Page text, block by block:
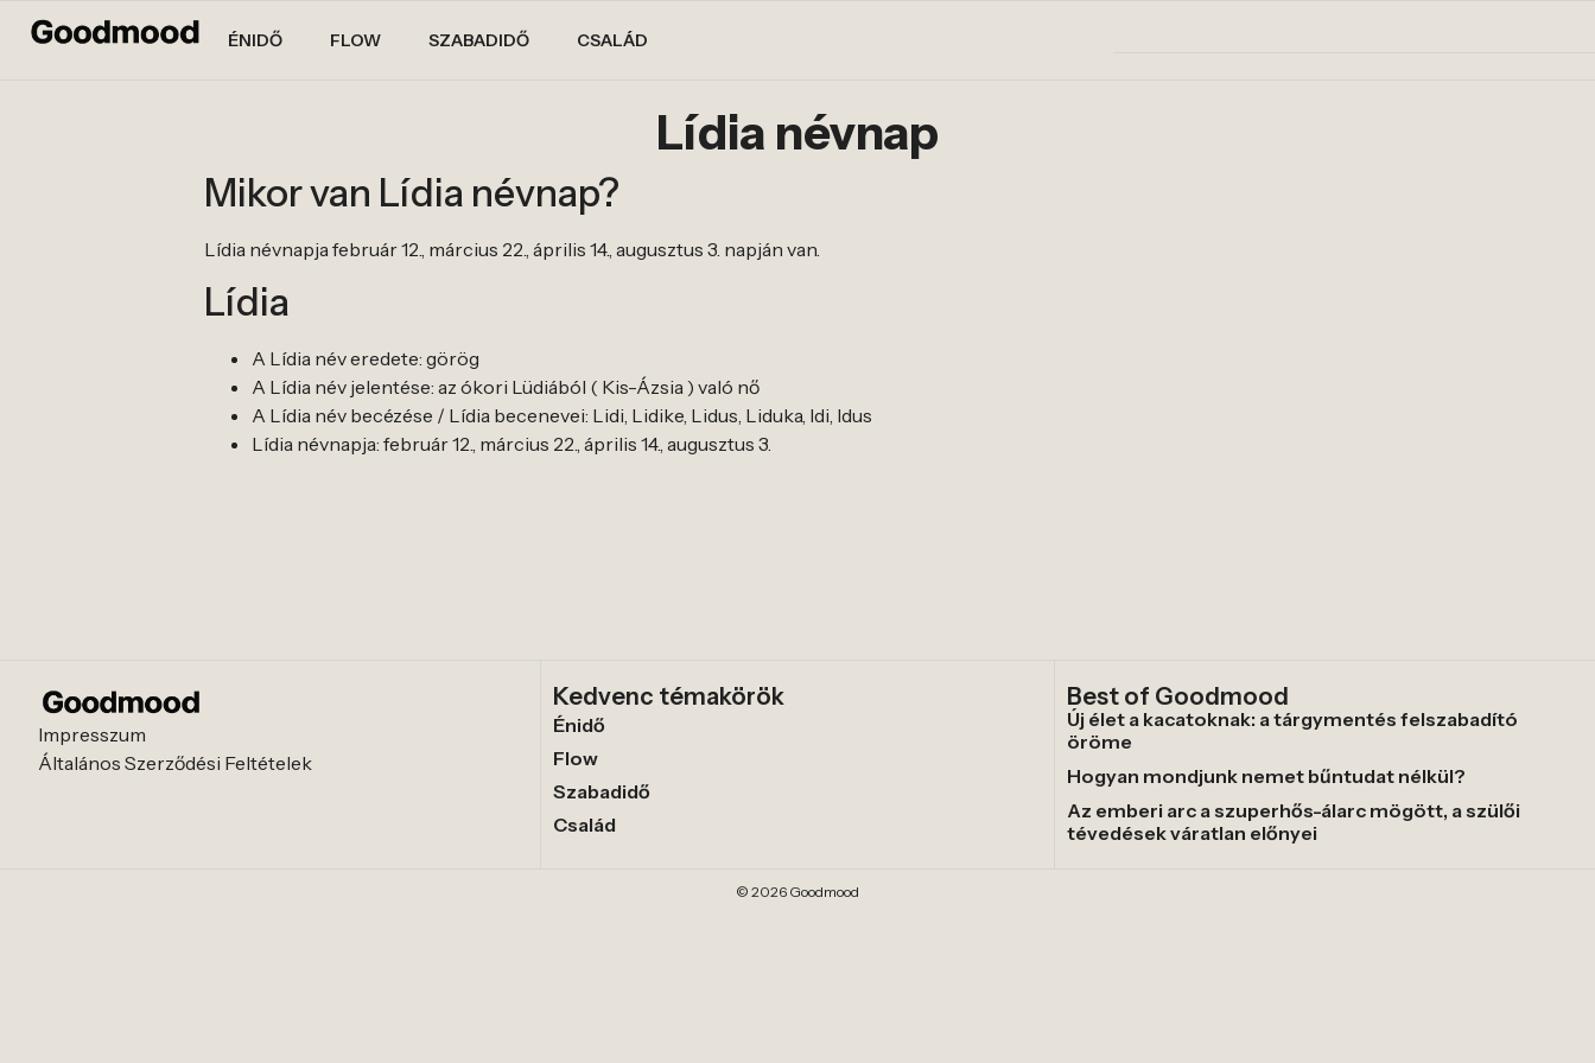
ÉNIDŐ FLOW SZABADIDŐ CSALÁD
Lídia névnap
Mikor van Lídia névnap?
Lídia névnapja február 12., március 22., április 14., augusztus 3. napján van.
Lídia
A Lídia név eredete: görög
A Lídia név jelentése: az ókori Lüdiából ( Kis-Ázsia ) való nő
A Lídia név becézése / Lídia becenevei: Lidi, Lidike, Lidus, Liduka, Idi, Idus
Lídia névnapja: február 12., március 22., április 14., augusztus 3.
Impresszum
Általános Szerződési Feltételek
Kedvenc témakörök
Énidő
Flow
Szabadidő
Család
Best of Goodmood
Új élet a kacatoknak: a tárgymentés felszabadító
öröme
Hogyan mondjunk nemet bűntudat nélkül?
Az emberi arc a szuperhős-álarc mögött, a szülői
tévedések váratlan előnyei
© 2026 Goodmood